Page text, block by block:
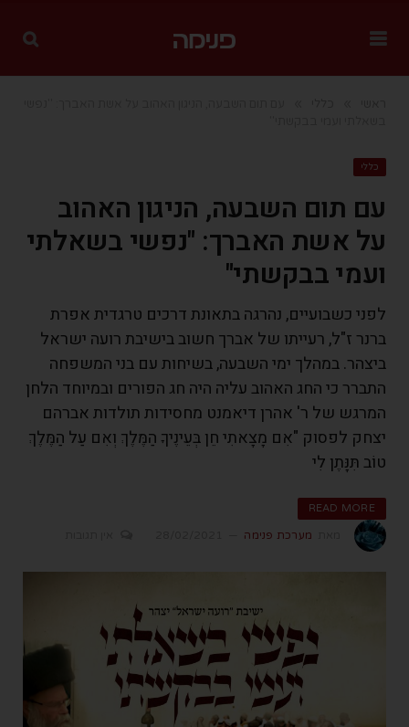
כללי
עם תום השבעה, הניגון האהוב
על אשת האברך: "נפשי בשאלתי
ועמי בבקשתי"
לפני כשבועיים, נהרגה בתאונת דרכים טרגדית אפרת
ברנר ז"ל, רעייתו של אברך חשוב בישיבת רועה ישראל
ביצהר. במהלך ימי השבעה, בשיחות עם בני המשפחה
התברר כי החג האהוב עליה היה חג הפורים ובמיוחד הלחן
המרגש של ר' אהרן דיאמנט מחסידות תולדות אברהם
יצחק לפסוק "אִם מָצָאתִי חֵן בְּעֵינֶיךָ הַמֶּלֶךְ וְאִם עַל הַמֶּלֶךְ
טוֹב תִּנָּתֶן לִי
READ MORE
מערכת פנימה